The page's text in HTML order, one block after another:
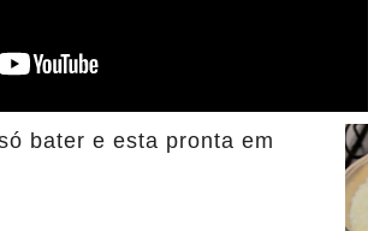
bater e esta pronta em